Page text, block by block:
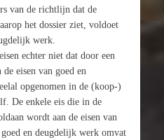
van de richtlijn dat de
het dossier ziet, voldoet
werk.
echter niet dat door een
eisen van goed en
opgenomen in de (koop-)
De enkele eis die in de
wordt aan de eisen van
en deugdelijk werk omvat